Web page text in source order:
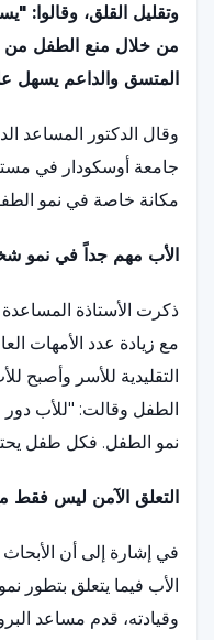
وتقليل القلق، وقالوا:
من خلال منع الطفل من
المتسق والداعم يسهل
وقال الدكتور المساعد
جامعة أوسكودار في
مكانة خاصة في نمو
الأب مهم جداً في نمو
ذكرت الأستاذة المساعدة
مع زيادة عدد الأمهات
التقليدية للأسر وأصبح
الطفل وقالت: "للأب
نمو الطفل. فكل طفل
التعلق الآمن ليس فقط
في إشارة إلى أن
الأب فيما يتعلق بتطور
وقيادته، قدم مساعد